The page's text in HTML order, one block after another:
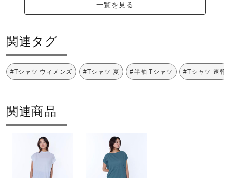
一覧を見る
関連タグ
#Tシャツ ウィメンズ #Tシャツ 夏 #半袖 Tシャツ #Tシャツ 速乾
関連商品